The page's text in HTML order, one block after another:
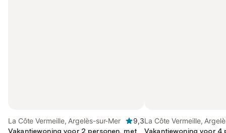
La Côte Vermeille, Argelès-sur-Mer
9,3
Vakantiewoning voor 2 personen, met
La Côte Vermeille,
Vakantiewoning voor 4